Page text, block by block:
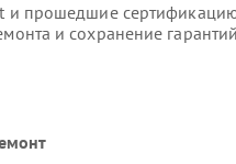
и прошедшие
и сохранение